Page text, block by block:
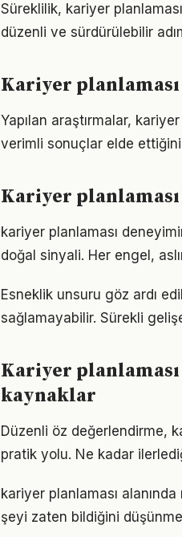
Süreklilik, kariyer
düzenli ve sürdürülebilir
Kariyer
Yapılan araştırmalar,
verimli sonuçlar elde
Kariyer
kariyer planlaması
doğal sinyali. Her engel,
Esneklik unsuru göz ardı
sağlamayabilir. Sürekli
Kariyer
kaynaklar
Düzenli öz değerlendirme,
pratik yolu. Ne kadar
kariyer planlaması
şeyi zaten bildiğini